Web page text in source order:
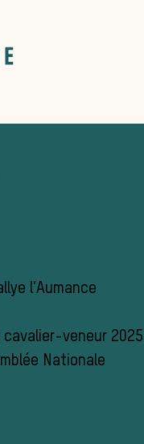
l’Aumance
veneur 2025
Nationale